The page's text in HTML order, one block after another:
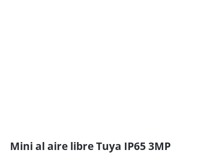
Mini al aire libre Tuya IP65 3MP